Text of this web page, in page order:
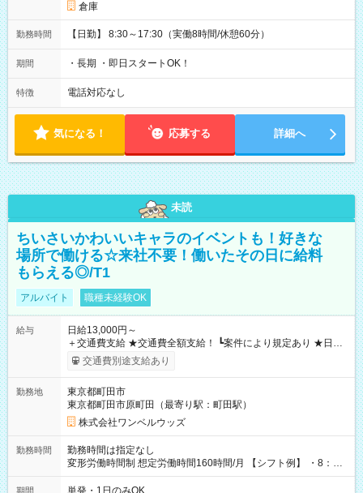
倉庫
勤務時間 【日勤】 8:30～17:30（実働8時間/休憩60分）
期間 ・長期 ・即日スタートOK！
特徴 電話対応なし
気になる！ 応募する 詳細へ
未読
ちいさいかわいいキャラのイベントも！好きな
場所で働ける☆来社不要！働いたその日に給料
もらえる◎/T1
アルバイト 職種未経験OK
給与
日給13,000円～
＋交通費支給 ★交通費全額支給！ ┗案件により規定あり ★日払
いOK！（規定あり） ┗働いたその日に現金GET♪ お仕事後はコ
ンビニATMから 日払い分を引き落とせます！ 【試用期間】試
交通費別途支給あり
勤務地
東京都町田市
東京都町田市原町田（最寄り駅：町田駅）
株式会社ワンベルウッズ
勤務時間
勤務時間は指定なし
変形労働時間制 想定労働時間160時間/月 【シフト例】 ・8：00
～21：00
期間 単発・1日のみOK